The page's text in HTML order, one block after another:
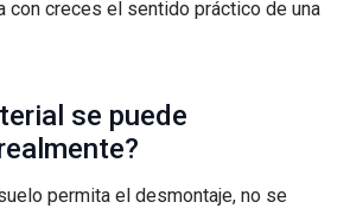
con creces el sentido práctico de una
se puede
permita el desmontaje, no se